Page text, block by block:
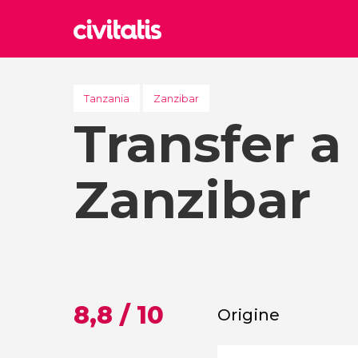
Regno
Tanzania Zanzibar
Transfer a
Zanzibar
8,8 / 10 Origine